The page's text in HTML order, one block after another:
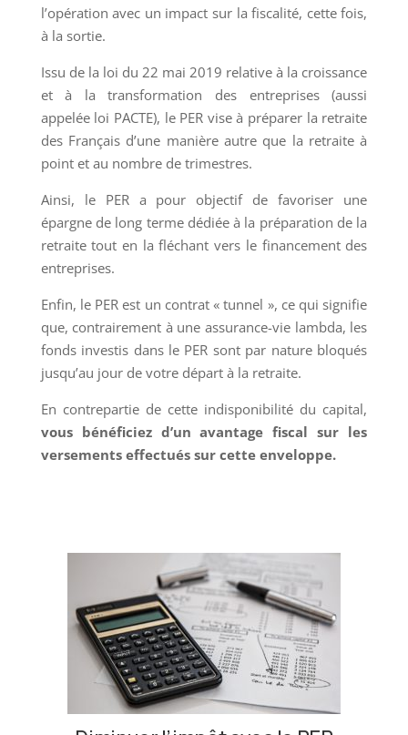
l’opération avec un impact sur la fiscalité, cette fois,
à la sortie.
Issu de la loi du 22 mai 2019 relative à la croissance
et à la transformation des entreprises (aussi
appelée loi PACTE), le PER vise à préparer la retraite
des Français d’une manière autre que la retraite à
point et au nombre de trimestres.
Ainsi, le PER a pour objectif de favoriser une
épargne de long terme dédiée à la préparation de la
retraite tout en la fléchant vers le financement des
entreprises.
Enfin, le PER est un contrat « tunnel », ce qui signifie
que, contrairement à une assurance-vie lambda, les
fonds investis dans le PER sont par nature bloqués
jusqu’au jour de votre départ à la retraite.
En contrepartie de cette indisponibilité du capital,
vous bénéficiez d’un avantage fiscal sur les
versements effectués sur cette enveloppe.